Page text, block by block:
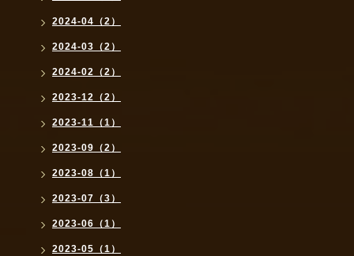
2024-04（2）
2024-03（2）
2024-02（2）
2023-12（2）
2023-11（1）
2023-09（2）
2023-08（1）
2023-07（3）
2023-06（1）
2023-05（1）